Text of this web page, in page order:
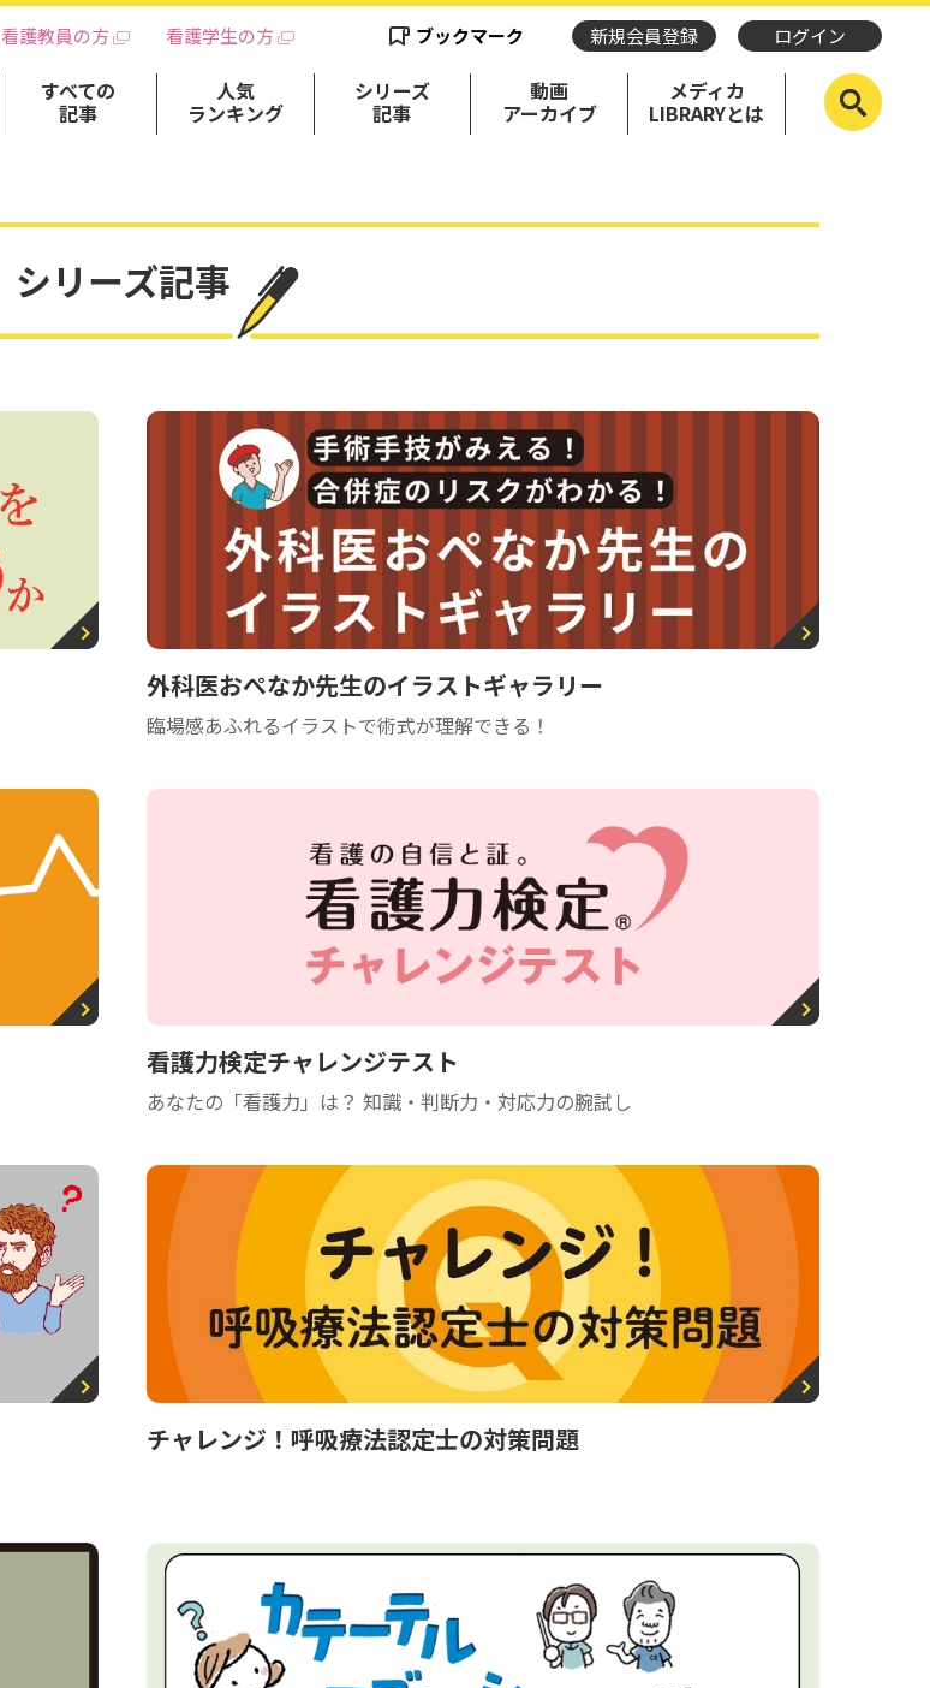
看護教員の方 看護学生の方 ブックマーク 新規会員登録 ログイン
すべての
記事
人気
ランキング
シリーズ
記事
動画
アーカイブ
メディカ
LIBRARYとは
シリーズ記事
外科医おぺなか先生のイラストギャラリー
臨場感あふれるイラストで術式が理解できる！
看護力検定チャレンジテスト
あなたの「看護力」は？ 知識・判断力・対応力の腕試し
チャレンジ！呼吸療法認定士の対策問題